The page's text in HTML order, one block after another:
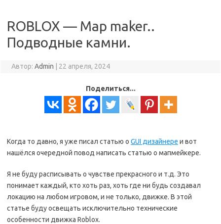
ROBLOX — Map maker..
Подводные камни.
Автор: Admin 22 апреля, 2024
Поделиться...
Когда то давно, я уже писал статью о GUI дизайнере и вот
нашёлся очередной повод написать статью о мапмейкере.
Я не буду расписывать о чувстве прекрасного и т.д. Это
понимает каждый, кто хоть раз, хоть где ни будь создавал
локацию на любом игровом, и не только, движке. В этой
статье буду освещать исключительно технические
особенности движка Roblox.